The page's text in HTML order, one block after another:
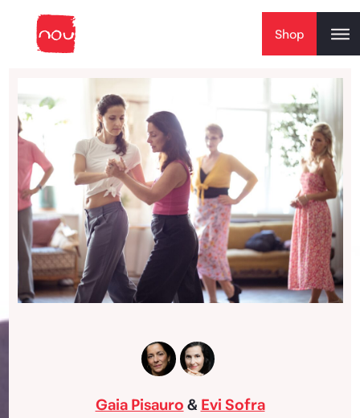
Shop
Gaia Pisauro & Evi Sofra